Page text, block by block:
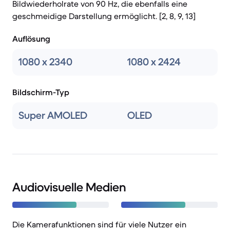
Bildwiederholrate von 90 Hz, die ebenfalls eine
geschmeidige Darstellung ermöglicht. [2, 8, 9, 13]
Auflösung
1080 x 2340 1080 x 2424
Bildschirm-Typ
Super AMOLED OLED
Audiovisuelle Medien
Die Kamerafunktionen sind für viele Nutzer ein